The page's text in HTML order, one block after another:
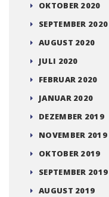
OKTOBER 2020
SEPTEMBER 2020
AUGUST 2020
JULI 2020
FEBRUAR 2020
JANUAR 2020
DEZEMBER 2019
NOVEMBER 2019
OKTOBER 2019
SEPTEMBER 2019
AUGUST 2019